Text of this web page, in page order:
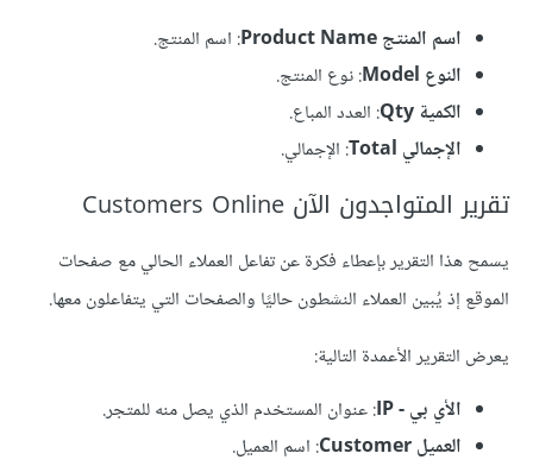
اسم المنتج Product Name
: اسم المنتج.
النوع Model
: نوع المنتج.
الكمية Qty
: العدد المباع.
الإجمالي Total
: الإجمالي.
تقرير المتواجدون الآن Customers Online
يسمح هذا التقرير بإعطاء فكرة عن تفاعل العملاء الحالي مع صفحات
الموقع إذ يُبين العملاء النشطون حاليًا والصفحات التي يتفاعلون معها.
يعرض التقرير الأعمدة التالية:
الأي بي - IP
: عنوان المستخدم الذي يصل منه للمتجر.
العميل Customer
: اسم العميل.